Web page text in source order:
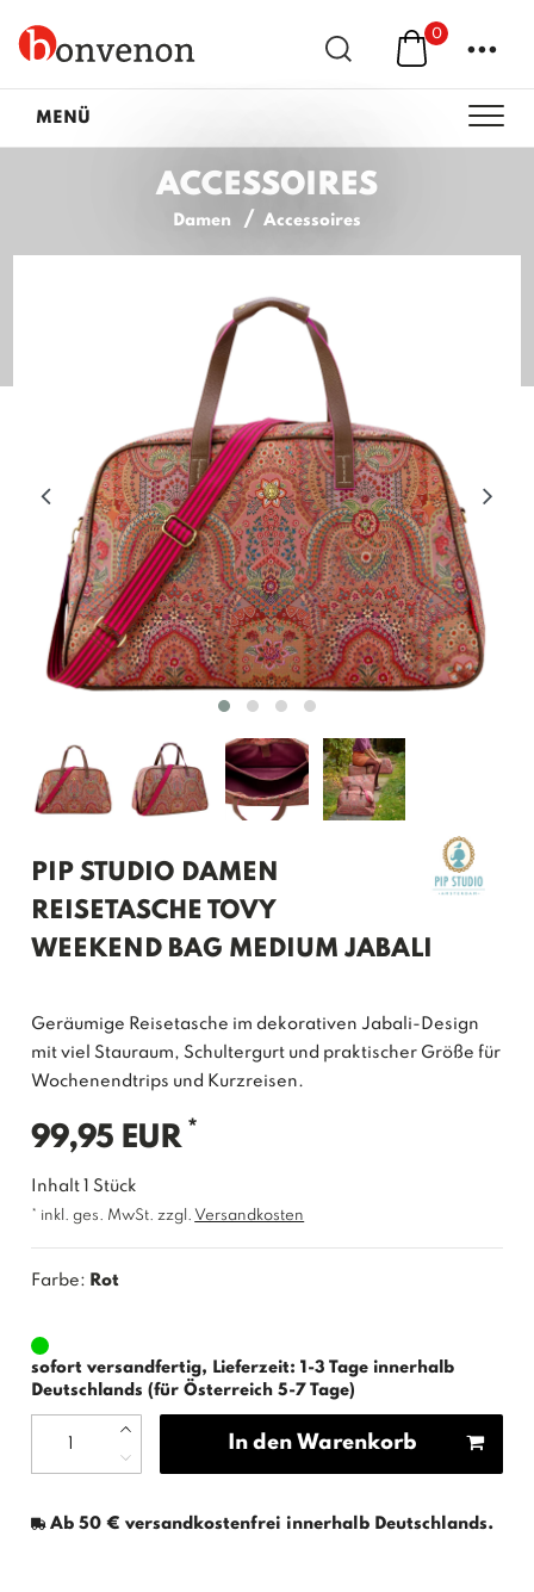
0 ...
MENÜ
ACCESSOIRES
Damen Accessoires
PIP STUDIO DAMEN
REISETASCHE TOVY
WEEKEND BAG MEDIUM JABALI
Geräumige Reisetasche im dekorativen Jabali-Design
mit viel Stauraum, Schultergurt und praktischer Größe für
Wochenendtrips und Kurzreisen.
99,95 EUR *
Inhalt1Stück
* inkl. ges. MwSt. zzgl. Versandkosten
Farbe: Rot
sofort versandfertig, Lieferzeit: 1-3 Tage innerhalb
Deutschlands (für Österreich 5-7 Tage)
In den Warenkorb
Ab 50 € versandkostenfrei innerhalb Deutschlands.